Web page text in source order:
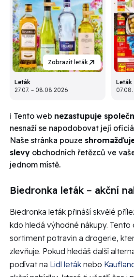
Zobrazit leták
Leták
27.07. – 08.08.2026
Leták
ℹ️ Tento web nezastupuje
nesnaží se napodobovat její
Naše stránka pouze
slevy obchodních řetězců ve
jednom místě.
Biedronka leták – akční
Biedronka leták přináší skvělé
kdo hledá výhodné nákupy.
sortiment potravin a drogerie,
zlevňuje. Pokud hledáš další
podívat na Lidl leták nebo